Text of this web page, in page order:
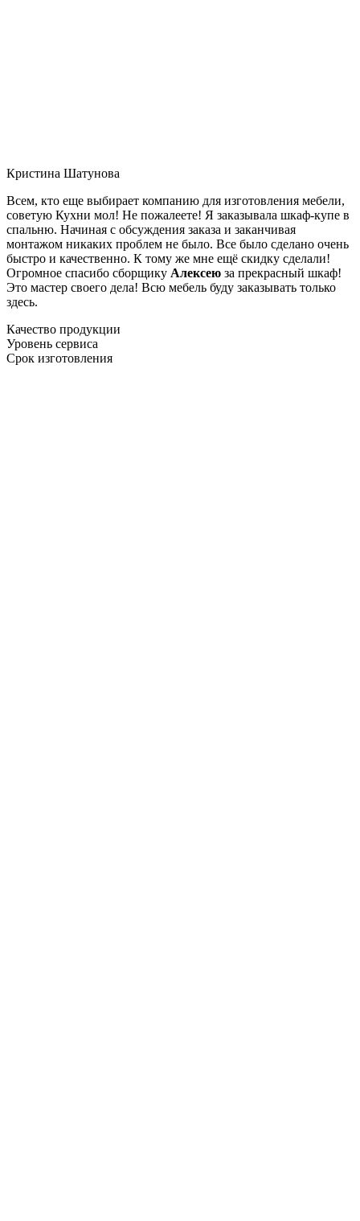
Кристина Шатунова
Всем, кто еще выбирает компанию для изготовления мебели,
советую Кухни мол! Не пожалеете! Я заказывала шкаф-купе в
спальню. Начиная с обсуждения заказа и заканчивая
монтажом никаких проблем не было. Все было сделано очень
быстро и качественно. К тому же мне ещё скидку сделали!
Огромное спасибо сборщику Алексею за прекрасный шкаф!
Это мастер своего дела! Всю мебель буду заказывать только
здесь.
Качество продукции
Уровень сервиса
Срок изготовления